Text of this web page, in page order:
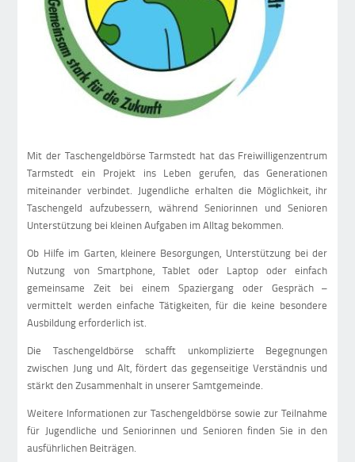
Mit der Taschengeldbörse Tarmstedt hat das Freiwilligenzentrum
Tarmstedt ein Projekt ins Leben gerufen, das Generationen
miteinander verbindet. Jugendliche erhalten die Möglichkeit, ihr
Taschengeld aufzubessern, während Seniorinnen und Senioren
Unterstützung bei kleinen Aufgaben im Alltag bekommen.
Ob Hilfe im Garten, kleinere Besorgungen, Unterstützung bei der
Nutzung von Smartphone, Tablet oder Laptop oder einfach
gemeinsame Zeit bei einem Spaziergang oder Gespräch –
vermittelt werden einfache Tätigkeiten, für die keine besondere
Ausbildung erforderlich ist.
Die Taschengeldbörse schafft unkomplizierte Begegnungen
zwischen Jung und Alt, fördert das gegenseitige Verständnis und
stärkt den Zusammenhalt in unserer Samtgemeinde.
Weitere Informationen zur Taschengeldbörse sowie zur Teilnahme
für Jugendliche und Seniorinnen und Senioren finden Sie in den
ausführlichen Beiträgen.